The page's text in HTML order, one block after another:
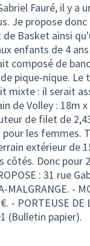
Fauré, il y a
Je propose donc
Basket ainsi
enfants de 4
composé de
pique-nique. Le
mixte : il serait
de Volley : 18m
de filet de
les femmes.
extérieur de
côtés. Donc pour
: 31 rue
MALGRANGE. -
- PORTEUSE DE
(Bulletin papier).